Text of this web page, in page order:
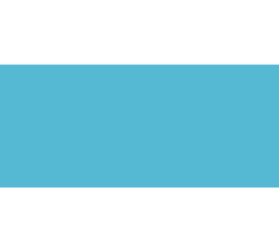
nervio óptico